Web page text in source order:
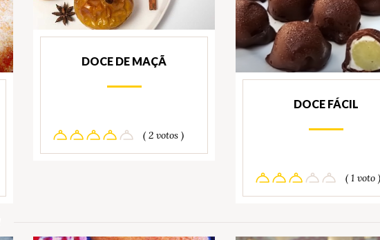
DOCE DE MAÇÃ
( 2 votos )
DOCE FÁCIL
( 1 voto )